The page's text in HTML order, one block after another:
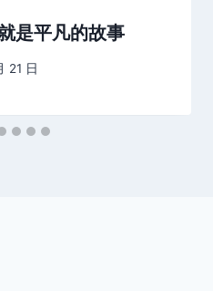
是平凡的故事
21 日